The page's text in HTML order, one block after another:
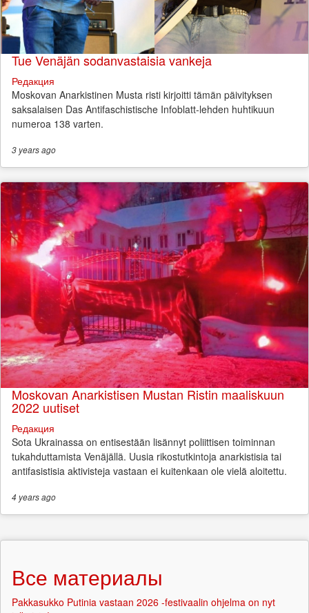
Tue Venäjän sodanvastaisia vankeja
Редакция
Moskovan Anarkistinen Musta risti kirjoitti tämän päivityksen
saksalaisen Das Antifaschistische Infoblatt-lehden huhtikuun
numeroa 138 varten.
3 yearsago
Moskovan Anarkistisen Mustan Ristin maaliskuun
2022 uutiset
Редакция
Sota Ukrainassa on entisestään lisännyt poliittisen toiminnan
tukahduttamista Venäjällä. Uusia rikostutkintoja anarkistisia tai
antifasistisia aktivisteja vastaan ei kuitenkaan ole vielä aloitettu.
4 yearsago
Все материалы
Pakkasukko Putinia vastaan 2026 -festivaalin ohjelma on nyt